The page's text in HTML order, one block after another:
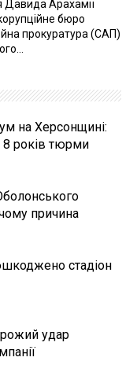
Давида Арахамії
бюро
прокуратура (САП)
на Херсонщині:
8 років тюрми
причина
стадіон
удар